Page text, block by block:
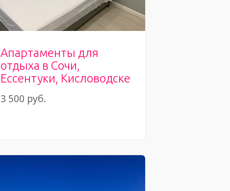
Апартаменты для
отдыха в Сочи,
Ессентуки, Кисловодске
3 500 руб.